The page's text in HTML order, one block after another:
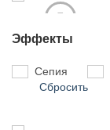
Эффекты
Сепия
Сбросить